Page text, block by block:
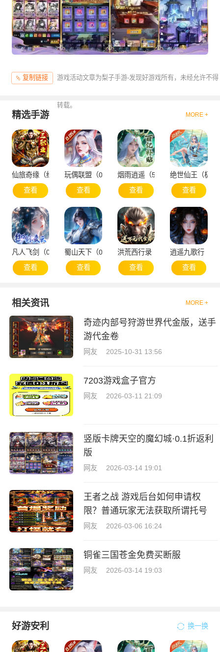
复制链接 游戏活动文章为梨子手游-发现好游戏所有，未经允许不得
转载。
精选手游 MORE +
仙旅奇缘（经典传奇三职业）
查看
玩偶联盟（0.05折开局领SR侍神）
查看
烟雨逍遥（5折30倍返利版）
查看
绝世仙王（极速
查看
凡人飞剑（0.1折仙女管家甜蜜助阵）
查看
蜀山天下（0.1折免费版）
查看
洪荒西行录（0.1折万元真充高爆
查看
逍遥九歌行（
查看
相关资讯 MORE +
奇迹内部号狩游世界代金版，送手
游代金卷
网友 2025-10-31 13:56
7203游戏盒子官方
网友 2026-03-11 21:09
竖版卡牌天空的魔幻城·0.1折返利
版
网友 2026-03-14 19:01
王者之战 游戏后台如何申请权
限？普通玩家无法获取所谓托号
网友 2026-03-06 16:24
铜雀三国苍金免费买断服
网友 2026-03-14 19:03
好游安利 换一换